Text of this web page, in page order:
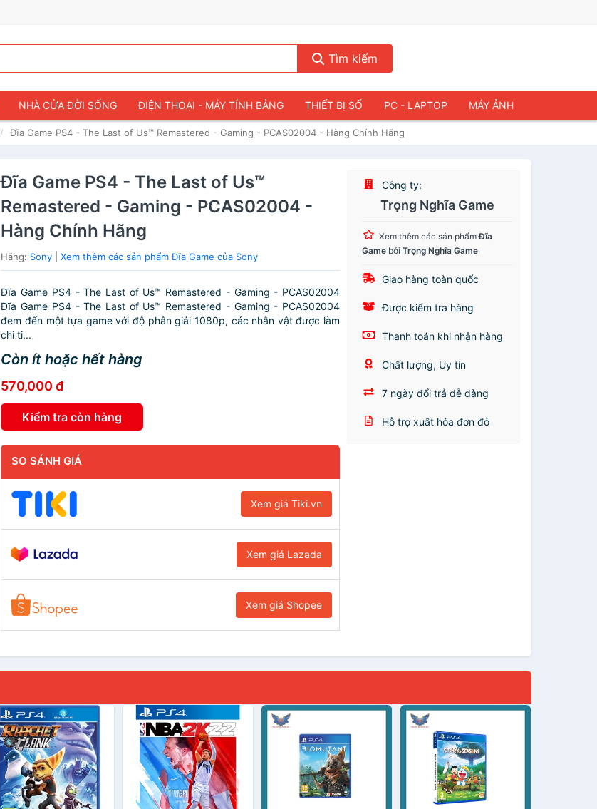
Tìm kiếm
NHÀ CỬA ĐỜI SỐNG ĐIỆN THOẠI - MÁY TÍNH BẢNG THIẾT BỊ SỐ PC - LAPTOP MÁY ẢNH
Đĩa Game PS4 - The Last of Us™ Remastered - Gaming - PCAS02004 - Hàng Chính Hãng
Đĩa Game PS4 - The Last of Us™
Remastered - Gaming - PCAS02004 -
Hàng Chính Hãng
Hãng: Sony |Xem thêm các sản phẩm Đĩa Game của Sony
Đĩa Game PS4 - The Last of Us™ Remastered - Gaming - PCAS02004
Đĩa Game PS4 - The Last of Us™ Remastered - Gaming - PCAS02004
đem đến một tựa game với độ phân giải 1080p, các nhân vật được làm
chi ti...
Còn ít hoặc hết hàng
570,000 đ
Kiểm tra còn hàng
SO SÁNH GIÁ
Xem giá Tiki.vn
Xem giá Lazada
Xem giá Shopee
Công ty:
Trọng Nghĩa Game
Xem thêm các sản phẩmĐĩa
Game bởiTrọng Nghĩa Game
Giao hàng toàn quốc
Được kiểm tra hàng
Thanh toán khi nhận hàng
Chất lượng, Uy tín
7 ngày đổi trả dễ dàng
Hỗ trợ xuất hóa đơn đỏ